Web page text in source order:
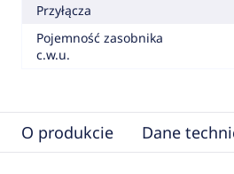
Przyłącza
Pojemność zasobnika
c.w.u.
O produkcie Dane